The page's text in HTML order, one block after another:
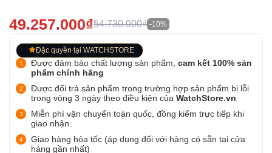
49.257.000₫54.730.000₫ -10%
Đặc quyền tại WATCHSTORE
Được đảm bảo chất lượng sản phẩm, cam kết 100% sản
phẩm chính hãng
Được đổi trả sản phẩm trong trường hợp sản phẩm bị lỗi
trong vòng 3 ngày theo điều kiện của WatchStore.vn
Miễn phí vận chuyển toàn quốc, đồng kiểm trực tiếp khi
giao nhận.
Giao hàng hỏa tốc (áp dụng đối với hàng có sẵn tại cửa
hàng gần nhất)